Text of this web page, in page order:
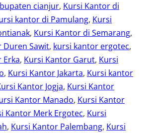
cianjur, Kursi Kantor di
kantor di Pamulang, Kursi
, Kursi Kantor di Semarang
Duren Sawit, kursi kantor ergotec
Erka, Kursi Kantor Garut, Kursi
, Kursi Kantor Jakarta, Kursi kantor
Kantor Jogja, Kursi Kantor
Kantor Manado, Kursi Kantor
Kantor Merk Ergotec, Kursi
, Kursi Kantor Palembang, Kursi